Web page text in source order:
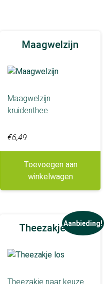
Maagwelzijn
Maagwelzijn
kruidenthee
€6,49
Toevoegen aan
winkelwagen
Theezakje losAanbieding!
Theezakje naar keuze